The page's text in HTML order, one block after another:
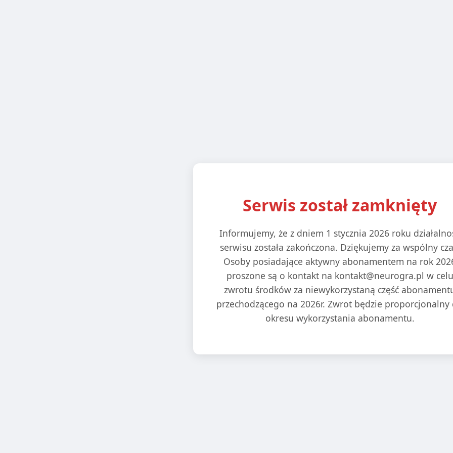
Serwis został zamknięty
Informujemy, że z dniem 1 stycznia 2026 roku
serwisu została zakończona. Dziękujemy za wspólny
Osoby posiadające aktywny abonamentem na rok
proszone są o kontakt na kontakt@neurogra.pl w celu
zwrotu środków za niewykorzystaną część
przechodzącego na 2026r. Zwrot będzie proporcjonalny
okresu wykorzystania abonamentu.